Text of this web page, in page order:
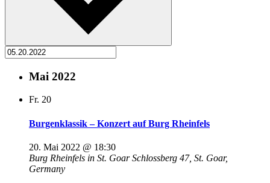
Mai 2022
Fr. 20
Burgenklassik – Konzert auf Burg Rheinfels
20. Mai 2022 @ 18:30
Burg Rheinfels in St. GoarSchlossberg 47, St. Goar,
Germany